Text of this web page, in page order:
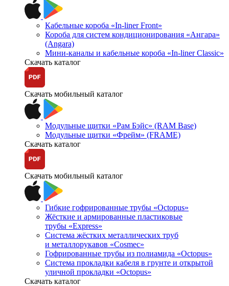
Кабельные короба «In-liner Front»
Короба для систем кондиционирования «Ангара»
(Angara)
Мини-каналы и кабельные короба «In-liner Classic»
Скачать каталог
Скачать мобильный каталог
Модульные щитки «Рам Бэйс» (RAM Base)
Модульные щитки «Фрейм» (FRAME)
Скачать каталог
Скачать мобильный каталог
Гибкие гофрированные трубы «Octopus»
Жёсткие и армированные пластиковые
трубы «Express»
Система жёстких металлических труб
и металлорукавов «Cosmec»
Гофрированные трубы из полиамида «Octopus»
Система прокладки кабеля в грунте и открытой
уличной прокладки «Octopus»
Скачать каталог